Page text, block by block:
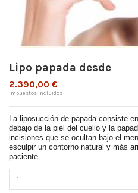
Lipo papada desde
2.390,00 €
Impuestos incluidos
La liposucción de papada consiste
debajo de la piel del cuello y la
incisiones que se ocultan bajo el
esculpir un contorno natural y más
paciente.